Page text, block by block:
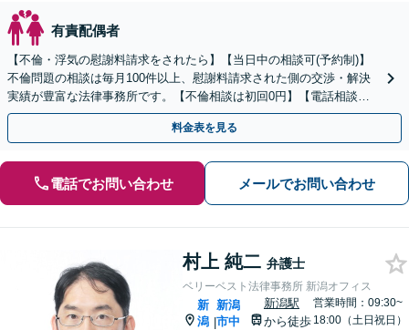
有責配偶者
【不倫・浮気の慰謝料請求をされたら】【当日中の相談可(予約制)】
不倫問題の相談は毎月100件以上、慰謝料請求された側の交渉・解決
実績が豊富な法律事務所です。【不倫相談は初回0円】【電話相談で
ご契約まで対応可/来所不要】
料金表を見る
電話でお問い合わせ メールでお問い合わせ
村上 純二 弁護士
ベリーベスト法律事務所 新潟オフィス
新
潟 |
新潟
市中
新潟駅
から徒歩
営業時間：09:30~
18:00（土日祝日）